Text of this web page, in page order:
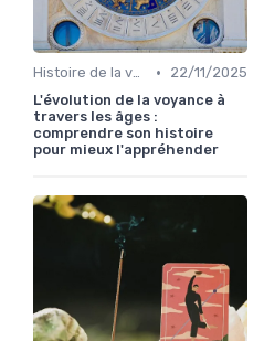
Histoire de la voyance •
22/11/2025
L'évolution de la voyance à
travers les âges :
comprendre son histoire
pour mieux l'appréhender